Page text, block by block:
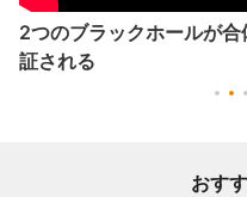
2つのブラックホールが
証される
おす